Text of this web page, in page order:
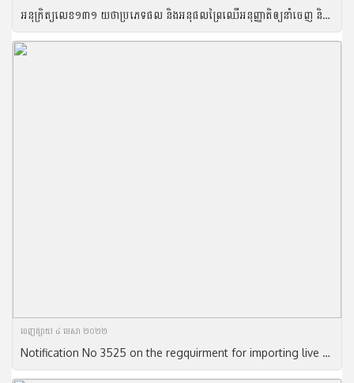
អនុក្រិត្យលេខ១៣១ យថាប្រភេទផល និងអនុផលព្រៃឈើអនុញ្ញាតិឲ្យនាំចេញ និងនាំចូល
ចេញ​ផ្សាយ​ ៤ មេសា ២០២២
Notification No 3525 on the regquirment for importing live animals